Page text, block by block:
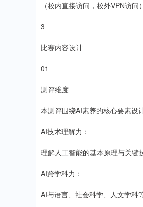
（校内直接访问，校外VPN访问）
3
比赛内容设计
01
测评维度
本测评围绕AI素养的核心要素设
AI技术理解力：
理解人工智能的基本原理与关键
AI跨学科力：
AI与语言、社会科学、人文学科